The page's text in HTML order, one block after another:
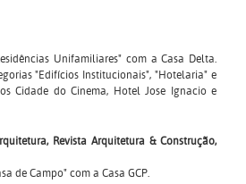
Unifamiliares" com a Casa Delta.
"Edifícios Institucionais", "Hotelaria" e
Cidade do Cinema, Hotel Jose Ignacio e
Revista Arquitetura & Construção,
de Campo" com a Casa GCP.